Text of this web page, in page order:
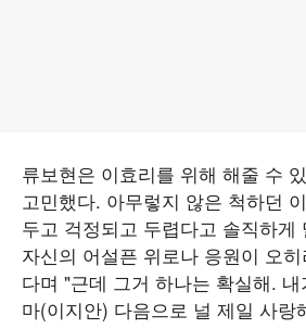
류보현은 이효리를 위해 해줄 수
고민했다. 아무렇지 않은 척하던
두고 걱정되고 두렵다고 솔직하게
자신의 어설픈 위로나 응원이 오
다며 "근데 그거 하나는 확실해.
마(이지안) 다음으로 널 제일 사랑